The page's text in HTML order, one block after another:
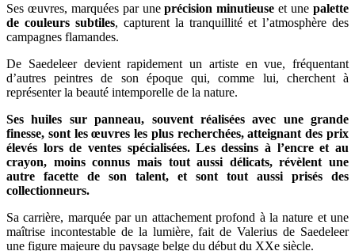
Ses œuvres, marquées par uneprécision minutieuse et unepalette
de couleurs subtiles, capturent la tranquillité et l’atmosphère des
campagnes flamandes.
De Saedeleer devient rapidement un artiste en vue, fréquentant
d’autres peintres de son époque qui, comme lui, cherchent à
représenter la beauté intemporelle de la nature.
Ses huiles sur panneau, souvent réalisées avec une grande
finesse, sont les œuvres les plus recherchées, atteignant des prix
élevés lors de ventes spécialisées. Les dessins à l’encre et au
crayon, moins connus mais tout aussi délicats, révèlent une
autre facette de son talent, et sont tout aussi prisés des
collectionneurs.
Sa carrière, marquée par un attachement profond à la nature et une
maîtrise incontestable de la lumière, fait de Valerius de Saedeleer
une figure majeure du paysage belge du début du XXe siècle.